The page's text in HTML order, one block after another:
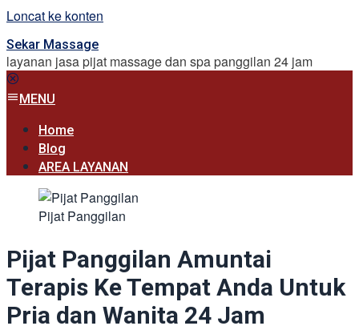
Loncat ke konten
Sekar Massage
layanan jasa pijat massage dan spa panggilan 24 jam
MENU
Home
Blog
AREA LAYANAN
Pijat Panggilan
Pijat Panggilan Amuntai
Terapis Ke Tempat Anda Untuk
Pria dan Wanita 24 Jam